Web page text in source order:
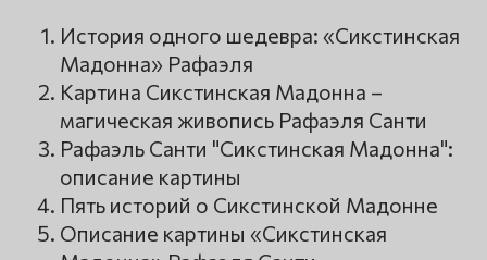
История одного шедевра: «Сикстинская
Мадонна» Рафаэля
Картина Сикстинская Мадонна –
магическая живопись Рафаэля Санти
Рафаэль Санти "Сикстинская Мадонна":
описание картины
Пять историй о Сикстинской Мадонне
Описание картины «Сикстинская